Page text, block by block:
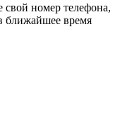
свой номер телефона,
ближайшее время